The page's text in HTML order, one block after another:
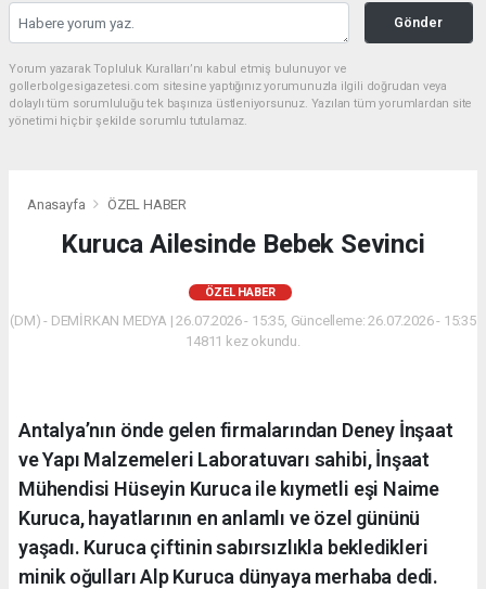
Gönder
Yorum yazarak Topluluk Kuralları’nı kabul etmiş bulunuyor ve
gollerbolgesigazetesi.com sitesine yaptığınız yorumunuzla ilgili doğrudan veya
dolaylı tüm sorumluluğu tek başınıza üstleniyorsunuz. Yazılan tüm yorumlardan site
yönetimi hiçbir şekilde sorumlu tutulamaz.
Anasayfa ÖZEL HABER
Kuruca Ailesinde Bebek Sevinci
ÖZEL HABER
(DM) - DEMİRKAN MEDYA | 26.07.2026 - 15:35, Güncelleme: 26.07.2026 - 15:35
14811 kez okundu.
Antalya’nın önde gelen firmalarından Deney İnşaat
ve Yapı Malzemeleri Laboratuvarı sahibi, İnşaat
Mühendisi Hüseyin Kuruca ile kıymetli eşi Naime
Kuruca, hayatlarının en anlamlı ve özel gününü
yaşadı. Kuruca çiftinin sabırsızlıkla bekledikleri
minik oğulları Alp Kuruca dünyaya merhaba dedi.